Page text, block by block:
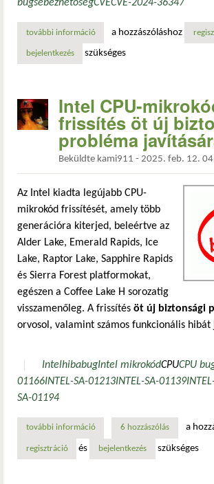
bugsebezhetőségCVECVE-2024-36347
további információamd cpu mikrokód aláírási
a hozzászóláshoz
bejelentkezés szükséges
Intel CPU-
frissítés öt új
probléma
Beküldte kami911 - 2025. feb. 12.
Az Intel kiadta legújabb CPU-
mikrokód frissítését, amely több
generációra kiterjed, beleértve az
Alder Lake, Emerald Rapids, Ice
Lake, Raptor Lake, Sapphire Rapids
és Sierra Forest platformokat,
egészen a Coffee Lake H sorozatig
visszamenőleg. A frissítés öt új biztonsági
orvosol, valamint számos funkcionális hibát
IntelhibabugIntel mikrokódCPUCPU
01166INTEL-SA-01213INTEL-SA-01139
SA-01194
további információintel cpu-mikrokód frissítés öt
6 hozzászólás a
regisztráció és bejelentkezés szükséges